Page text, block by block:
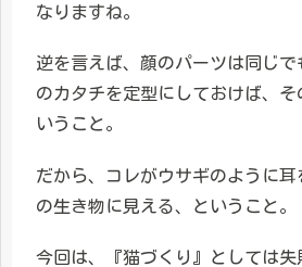
なりますね。
逆を言えば、顔のパーツは同じ
のカタチを定型にしておけば、そ
いうこと。
だから、コレがウサギのように耳
の生き物に見える、ということ。
今回は、『猫づくり』としては